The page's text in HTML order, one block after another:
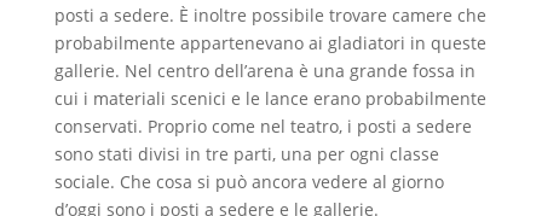
posti a sedere. È inoltre possibile trovare camere che
probabilmente appartenevano ai gladiatori in queste
gallerie. Nel centro dell’arena è una grande fossa in
cui i materiali scenici e le lance erano probabilmente
conservati. Proprio come nel teatro, i posti a sedere
sono stati divisi in tre parti, una per ogni classe
sociale. Che cosa si può ancora vedere al giorno
d’oggi sono i posti a sedere e le gallerie.